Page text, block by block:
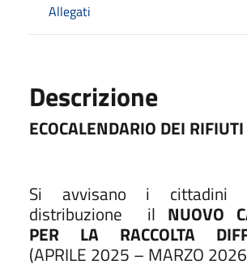
Allegati
Descrizione
ECOCALENDARIO DEI
Si avvisano i
distribuzione il NUOVO
PER LA RACCOLTA
(APRILE 2025 – MARZO